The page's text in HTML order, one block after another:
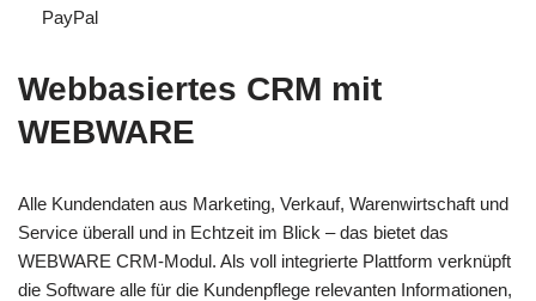
PayPal
Webbasiertes CRM mit
WEBWARE
Alle Kundendaten aus Marketing, Verkauf, Warenwirtschaft und
Service überall und in Echtzeit im Blick – das bietet das
WEBWARE CRM-Modul. Als voll integrierte Plattform verknüpft
die Software alle für die Kundenpflege relevanten Informationen,